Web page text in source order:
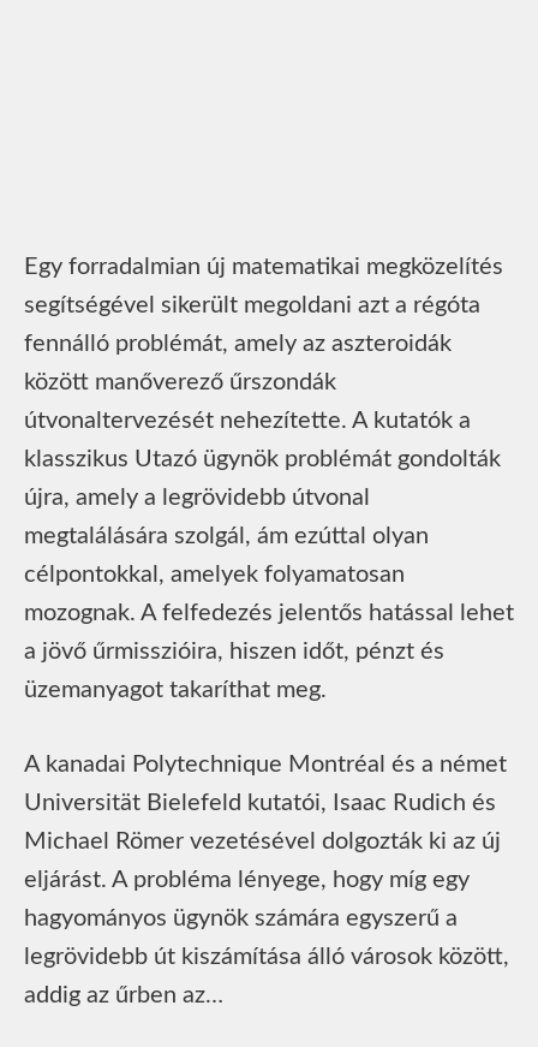
Egy forradalmian új matematikai megközelítés
segítségével sikerült megoldani azt a régóta
fennálló problémát, amely az aszteroidák
között manőverező űrszondák
útvonaltervezését nehezítette. A kutatók a
klasszikus Utazó ügynök problémát gondolták
újra, amely a legrövidebb útvonal
megtalálására szolgál, ám ezúttal olyan
célpontokkal, amelyek folyamatosan
mozognak. A felfedezés jelentős hatással lehet
a jövő űrmisszióira, hiszen időt, pénzt és
üzemanyagot takaríthat meg.
A kanadai Polytechnique Montréal és a német
Universität Bielefeld kutatói, Isaac Rudich és
Michael Römer vezetésével dolgozták ki az új
eljárást. A probléma lényege, hogy míg egy
hagyományos ügynök számára egyszerű a
legrövidebb út kiszámítása álló városok között,
addig az űrben az…